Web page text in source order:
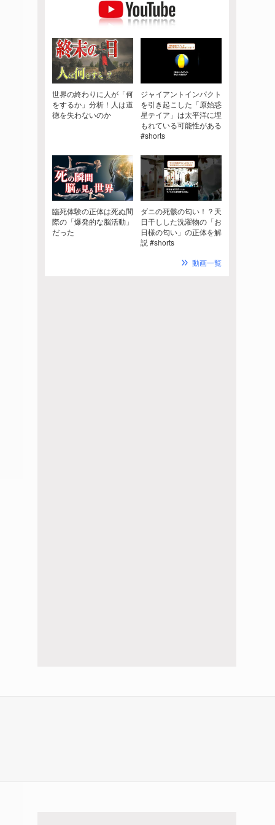
世界の終わりに人が「何
をするか」分析！人は道
徳を失わないのか
ジャイアントインパクト
を引き起こした「原始惑
星テイア」は太平洋に埋
もれている可能性がある
#shorts
臨死体験の正体は死ぬ間
際の「爆発的な脳活動」
だった
ダニの死骸の匂い！？天
日干しした洗濯物の「お
日様の匂い」の正体を解
説 #shorts
動画一覧